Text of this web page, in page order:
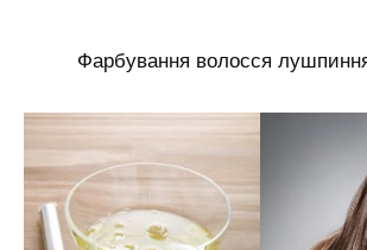
Фарбування волосся